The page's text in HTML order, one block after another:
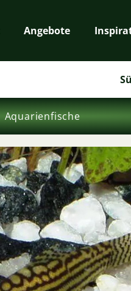
Angebote
Aquarienfische